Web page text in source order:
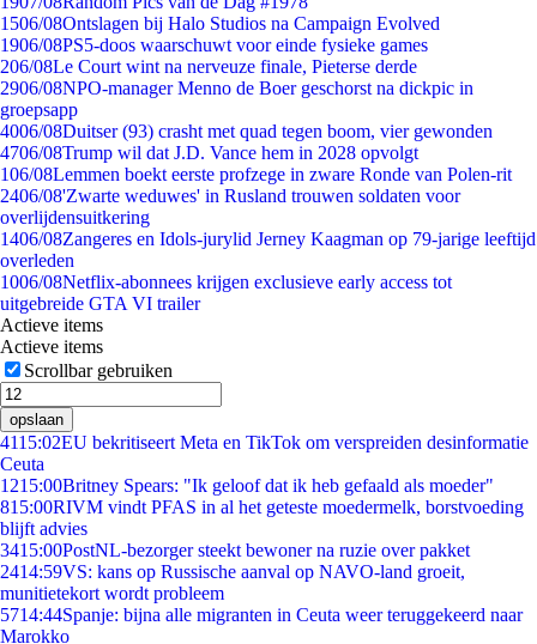
1506/08Ontslagen bij Halo Studios na Campaign Evolved
1906/08PS5-doos waarschuwt voor einde fysieke games
206/08Le Court wint na nerveuze finale, Pieterse derde
2906/08NPO-manager Menno de Boer geschorst na dickpic in
groepsapp
4006/08Duitser (93) crasht met quad tegen boom, vier gewonden
4706/08Trump wil dat J.D. Vance hem in 2028 opvolgt
106/08Lemmen boekt eerste profzege in zware Ronde van Polen-rit
2406/08'Zwarte weduwes' in Rusland trouwen soldaten voor
overlijdensuitkering
1406/08Zangeres en Idols-jurylid Jerney Kaagman op 79-jarige leeftijd
overleden
1006/08Netflix-abonnees krijgen exclusieve early access tot
uitgebreide GTA VI trailer
Actieve items
Actieve items
Scrollbar gebruiken
opslaan
4115:02EU bekritiseert Meta en TikTok om verspreiden desinformatie
Ceuta
1215:00Britney Spears: "Ik geloof dat ik heb gefaald als moeder"
815:00RIVM vindt PFAS in al het geteste moedermelk, borstvoeding
blijft advies
3415:00PostNL-bezorger steekt bewoner na ruzie over pakket
2414:59VS: kans op Russische aanval op NAVO-land groeit,
munitietekort wordt probleem
5714:44Spanje: bijna alle migranten in Ceuta weer teruggekeerd naar
Marokko